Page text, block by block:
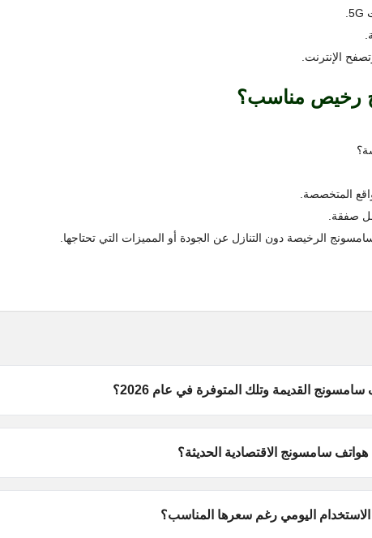
رخيص مناسب؟
المتخصصة.
صفقة.
الرخيصة دون التنازل عن الجودة أو المميزات التي تحتاجها.
القديمة وتلك المتوفرة في عام 2026؟
سامسونج الاقتصادية الحديثة؟
اليومي رغم سعرها المناسب؟